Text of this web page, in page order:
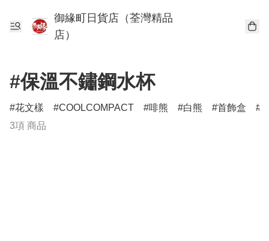
御緣町日貨店（荃灣精品
店）
#保溫不鏽鋼水杯
花文樣 COOLCOMPACT 啡熊 白熊 首飾盒
3項 商品